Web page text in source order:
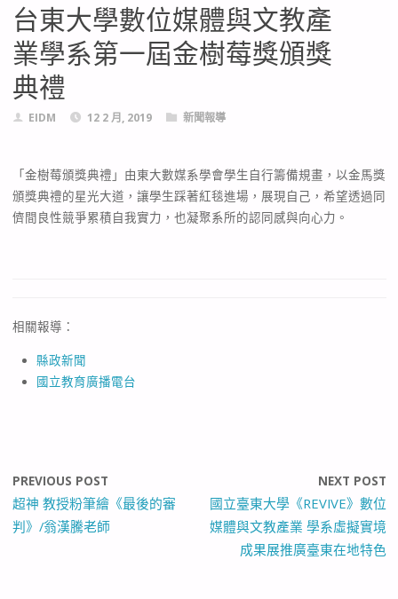
台東大學數位媒體與文教產
業學系第一屆金樹莓獎頒獎
典禮
EIDM 12 2 月, 2019 新聞報導
「金樹莓頒獎典禮」由東大數媒系學會學生自行籌備規畫，以金馬獎
頒獎典禮的星光大道，讓學生踩著紅毯進場，展現自己，希望透過同
儕間良性競爭累積自我實力，也凝聚系所的認同感與向心力。
相關報導：
縣政新聞
國立教育廣播電台
PREVIOUS POST
超神 教授粉筆繪《最後的審
判》/翁漢騰老師
NEXT POST
國立臺東大學《REVIVE》數位
媒體與文教產業 學系虛擬實境
成果展推廣臺東在地特色